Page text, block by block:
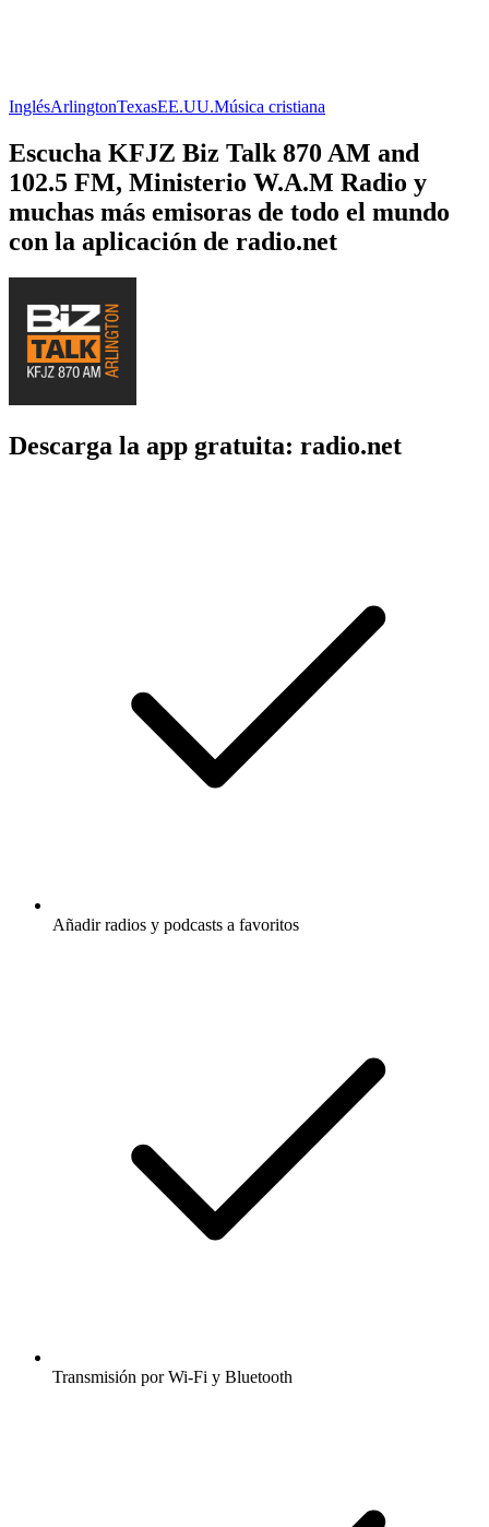
InglésArlingtonTexasEE.UU.Música cristiana
Escucha KFJZ Biz Talk 870 AM and
102.5 FM, Ministerio W.A.M Radio y
muchas más emisoras de todo el mundo
con la aplicación de radio.net
Descarga la app gratuita: radio.net
Añadir radios y podcasts a favoritos
Transmisión por Wi-Fi y Bluetooth